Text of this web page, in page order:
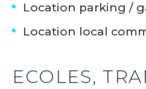
Location parking /
Location local
ECOLES,